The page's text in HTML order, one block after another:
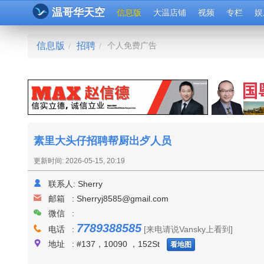
温哥华天空 信息版 大温店铺 视频 专栏
信息版 / 招聘 / 个人免费广告
素里大头仔招聘帮厨出歺人员
更新时间: 2026-05-15, 20:19
联系人: Sherry
邮箱 : Sherryj8585@gmail.com
微信 :
电话 : 7789388585 [来电请说Vansky上看到]
地址 : #137，10090 ，152St
看地图